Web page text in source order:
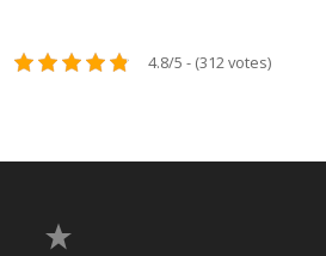
4.8/5 - (312 votes)